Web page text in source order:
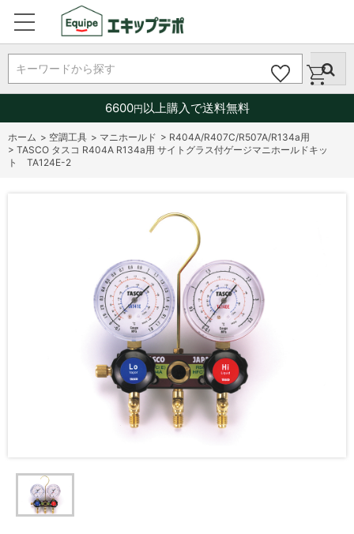
キーワードから探す
6600円以上購入で送料無料
ホーム > 空調工具 > マニホールド > R404A/R407C/R507A/R134a用
> TASCO タスコ R404A R134a用 サイトグラス付ゲージマニホールドキッ
ト TA124E-2